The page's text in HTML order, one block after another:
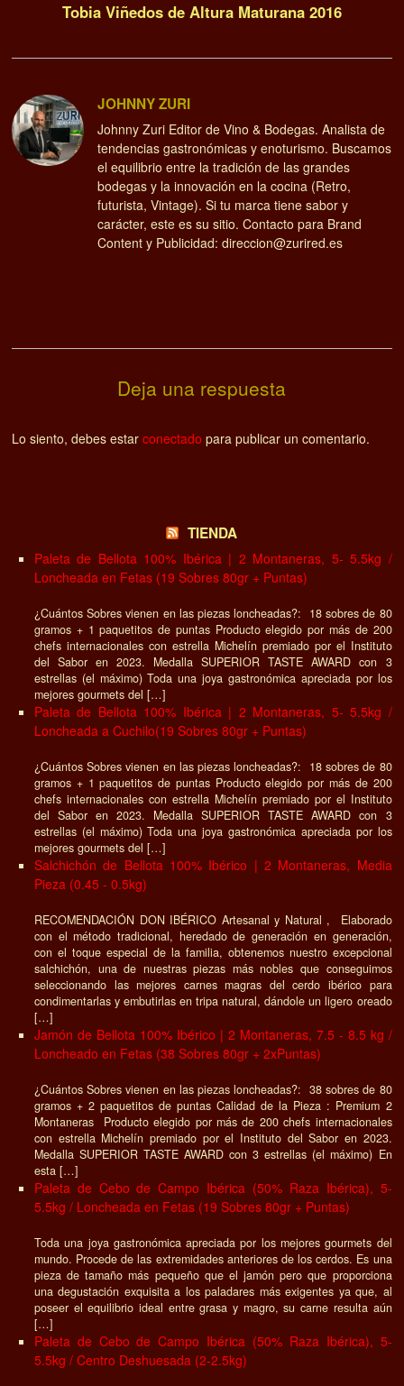
Tobia Viñedos de Altura Maturana 2016
JOHNNY ZURI
Johnny Zuri Editor de Vino & Bodegas. Analista de
tendencias gastronómicas y enoturismo. Buscamos
el equilibrio entre la tradición de las grandes
bodegas y la innovación en la cocina (Retro,
futurista, Vintage). Si tu marca tiene sabor y
carácter, este es su sitio. Contacto para Brand
Content y Publicidad: direccion@zurired.es
Deja una respuesta
Lo siento, debes estarconectado para publicar un comentario.
TIENDA
Paleta de Bellota 100% Ibérica | 2 Montaneras, 5- 5.5kg /
Loncheada en Fetas (19 Sobres 80gr + Puntas)
¿Cuántos Sobres vienen en las piezas loncheadas?: 18 sobres de 80
gramos + 1 paquetitos de puntas Producto elegido por más de 200
chefs internacionales con estrella Michelín premiado por el Instituto
del Sabor en 2023. Medalla SUPERIOR TASTE AWARD con 3
estrellas (el máximo) Toda una joya gastronómica apreciada por los
mejores gourmets del […]
Paleta de Bellota 100% Ibérica | 2 Montaneras, 5- 5.5kg /
Loncheada a Cuchilo(19 Sobres 80gr + Puntas)
¿Cuántos Sobres vienen en las piezas loncheadas?: 18 sobres de 80
gramos + 1 paquetitos de puntas Producto elegido por más de 200
chefs internacionales con estrella Michelín premiado por el Instituto
del Sabor en 2023. Medalla SUPERIOR TASTE AWARD con 3
estrellas (el máximo) Toda una joya gastronómica apreciada por los
mejores gourmets del […]
Salchichón de Bellota 100% Ibérico | 2 Montaneras, Media
Pieza (0.45 - 0.5kg)
RECOMENDACIÓN DON IBÉRICO Artesanal y Natural , Elaborado
con el método tradicional, heredado de generación en generación,
con el toque especial de la familia, obtenemos nuestro excepcional
salchichón, una de nuestras piezas más nobles que conseguimos
seleccionando las mejores carnes magras del cerdo ibérico para
condimentarlas y embutirlas en tripa natural, dándole un ligero oreado
[…]
Jamón de Bellota 100% Ibérico | 2 Montaneras, 7.5 - 8.5 kg /
Loncheado en Fetas (38 Sobres 80gr + 2xPuntas)
¿Cuántos Sobres vienen en las piezas loncheadas?: 38 sobres de 80
gramos + 2 paquetitos de puntas Calidad de la Pieza : Premium 2
Montaneras Producto elegido por más de 200 chefs internacionales
con estrella Michelín premiado por el Instituto del Sabor en 2023.
Medalla SUPERIOR TASTE AWARD con 3 estrellas (el máximo) En
esta […]
Paleta de Cebo de Campo Ibérica (50% Raza Ibérica), 5-
5.5kg / Loncheada en Fetas (19 Sobres 80gr + Puntas)
Toda una joya gastronómica apreciada por los mejores gourmets del
mundo. Procede de las extremidades anteriores de los cerdos. Es una
pieza de tamaño más pequeño que el jamón pero que proporciona
una degustación exquisita a los paladares más exigentes ya que, al
poseer el equilibrio ideal entre grasa y magro, su carne resulta aún
[…]
Paleta de Cebo de Campo Ibérica (50% Raza Ibérica), 5-
5.5kg / Centro Deshuesada (2-2.5kg)